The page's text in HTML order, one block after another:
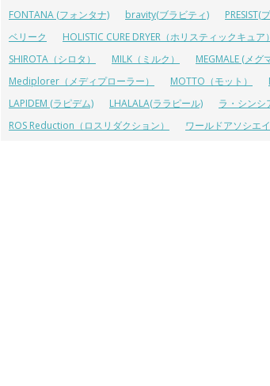
FONTANA (フォンタナ)
bravity(ブラビティ) PRESIST(
ベリーク
HOLISTIC CURE DRYER（ホリスティックキュア）
SHIROTA（シロタ）
MILK（ミルク） MEGMALE (メグ
Mediplorer（メディプローラー）
MOTTO（モット）
LAPIDEM (ラピデム)
LHALALA(ララピール) ラ・シンシ
ROS Reduction（ロスリダクション）
ワールドアソシエ